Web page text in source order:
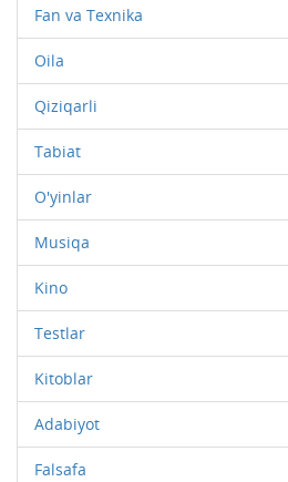
Fan va Texnika
Oila
Qiziqarli
Tabiat
O'yinlar
Musiqa
Kino
Testlar
Kitoblar
Adabiyot
Falsafa